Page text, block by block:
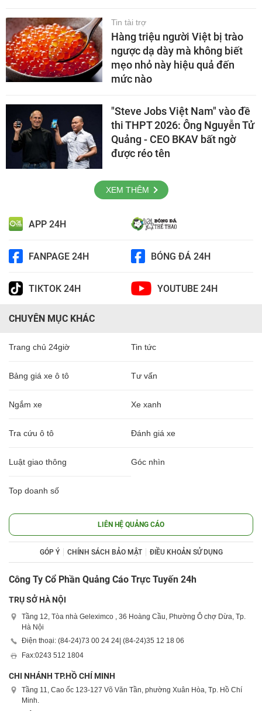
Tin tài trợ
Hàng triệu người Việt bị trào
ngược dạ dày mà không biết
mẹo nhỏ này hiệu quả đến
mức nào
"Steve Jobs Việt Nam" vào đề
thi THPT 2026: Ông Nguyễn Tử
Quảng - CEO BKAV bất ngờ
được réo tên
XEM THÊM
APP 24H
FANPAGE 24H BÓNG ĐÁ 24H
TIKTOK 24H YOUTUBE 24H
CHUYÊN MỤC KHÁC
Trang chủ 24giờ Tin tức
Bảng giá xe ô tô Tư vấn
Ngắm xe Xe xanh
Tra cứu ô tô Đánh giá xe
Luật giao thông Góc nhìn
Top doanh số
LIÊN HỆ QUẢNG CÁO
GÓP Ý CHÍNH SÁCH BẢO MẬT ĐIỀU KHOẢN SỬ DỤNG
Công Ty Cổ Phần Quảng Cáo Trực Tuyến 24h
TRỤ SỞ HÀ NỘI
Tầng 12, Tòa nhà Geleximco , 36 Hoàng Cầu, Phường Ô chợ Dừa, Tp.
Hà Nội
Điện thoại: (84-24)73 00 24 24 | (84-24)35 12 18 06
Fax:0243 512 1804
CHI NHÁNH TP.HỒ CHÍ MINH
Tầng 11, Cao ốc 123-127 Võ Văn Tần, phường Xuân Hòa, Tp. Hồ Chí
Minh.